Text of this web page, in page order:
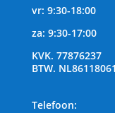
vr: 9:30-18:00
za: 9:30-17:00
KVK. 77876237
BTW.
Telefoon: